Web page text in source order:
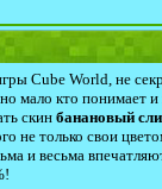
Cube World, не
мало кто понимает и
скин банановый
не только свои
и весьма